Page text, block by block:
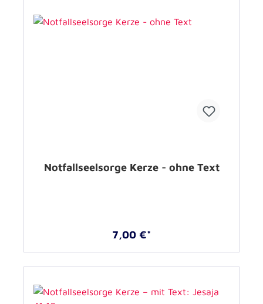
Notfallseelsorge Kerze - ohne Text
7,00 €*